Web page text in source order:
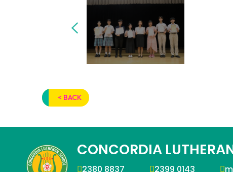
< BACK
CONCORDIA
2380 8837 2399 0143